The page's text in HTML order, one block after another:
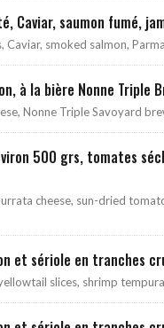
Caviar, saumon fumé,
smoked salmon,
à la bière Nonne Triple
Nonne Triple Savoyard
500 grs, tomates
cheese, sun-dried
et sériole en tranches
slices, shrimp